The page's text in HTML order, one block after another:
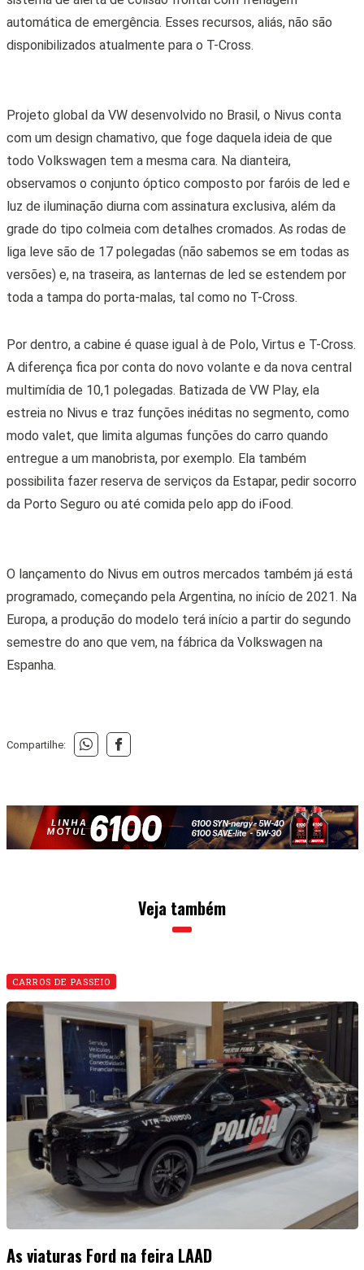
automática de emergência. Esses recursos, aliás, não são
disponibilizados atualmente para o T-Cross.
Projeto global da VW desenvolvido no Brasil, o Nivus conta
com um design chamativo, que foge daquela ideia de que
todo Volkswagen tem a mesma cara. Na dianteira,
observamos o conjunto óptico composto por faróis de led e
luz de iluminação diurna com assinatura exclusiva, além da
grade do tipo colmeia com detalhes cromados. As rodas de
liga leve são de 17 polegadas (não sabemos se em todas as
versões) e, na traseira, as lanternas de led se estendem por
toda a tampa do porta-malas, tal como no T-Cross.
Por dentro, a cabine é quase igual à de Polo, Virtus e T-Cross.
A diferença fica por conta do novo volante e da nova central
multimídia de 10,1 polegadas. Batizada de VW Play, ela
estreia no Nivus e traz funções inéditas no segmento, como
modo valet, que limita algumas funções do carro quando
entregue a um manobrista, por exemplo. Ela também
possibilita fazer reserva de serviços da Estapar, pedir socorro
da Porto Seguro ou até comida pelo app do iFood.
O lançamento do Nivus em outros mercados também já está
programado, começando pela Argentina, no início de 2021. Na
Europa, a produção do modelo terá início a partir do segundo
semestre do ano que vem, na fábrica da Volkswagen na
Espanha.
Compartilhe:
Veja também
CARROS DE PASSEIO
As viaturas Ford na feira LAAD